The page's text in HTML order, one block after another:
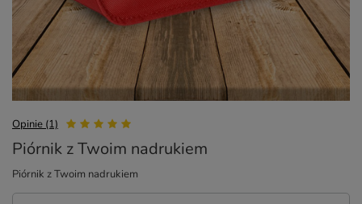
Opinie (1)
Piórnik z Twoim nadrukiem
Piórnik z Twoim nadrukiem